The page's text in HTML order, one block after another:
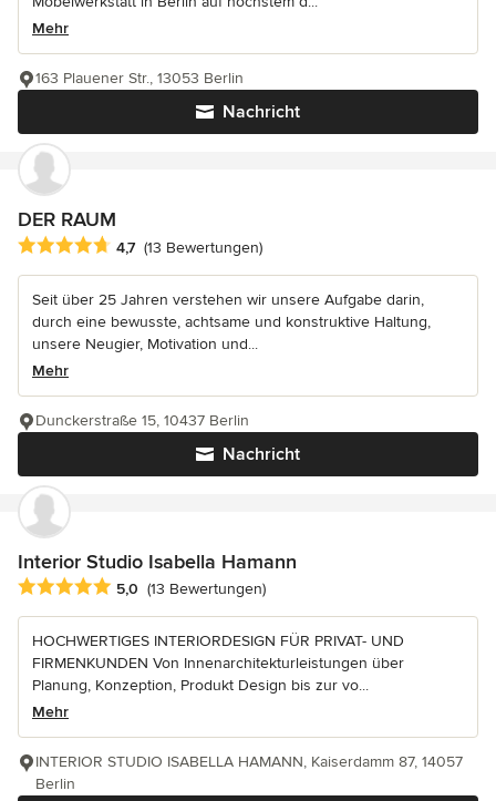
Mehr
Nachricht
163 Plauener Str., 13053 Berlin
DER RAUM
Durchschnittliche Bewertung: 4.7 von 5 Sternen
4,7 (13 Bewertungen)
Seit über 25 Jahren verstehen wir unsere Aufgabe darin,
durch eine bewusste, achtsame und konstruktive Haltung,
unsere Neugier, Motivation und...
Mehr
Nachricht
Dunckerstraße 15, 10437 Berlin
Interior Studio Isabella Hamann
Durchschnittliche Bewertung: 5 von 5 Sternen
5,0 (13 Bewertungen)
HOCHWERTIGES INTERIORDESIGN FÜR PRIVAT- UND
FIRMENKUNDEN Von Innenarchitekturleistungen über
Planung, Konzeption, Produkt Design bis zur vo...
Mehr
INTERIOR STUDIO ISABELLA HAMANN, Kaiserdamm 87, 14057
Berlin